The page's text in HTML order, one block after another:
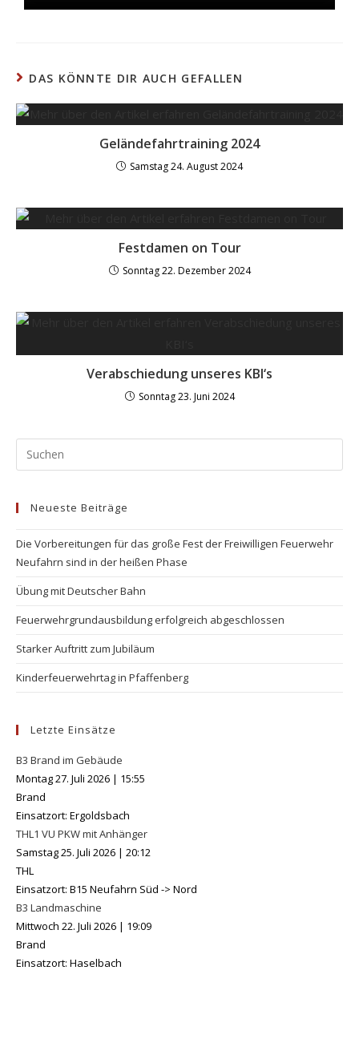
DAS KÖNNTE DIR AUCH GEFALLEN
Geländefahrtraining 2024
Samstag 24. August 2024
Festdamen on Tour
Sonntag 22. Dezember 2024
Verabschiedung unseres KBI‘s
Sonntag 23. Juni 2024
Neueste Beiträge
Die Vorbereitungen für das große Fest der Freiwilligen Feuerwehr
Neufahrn sind in der heißen Phase
Übung mit Deutscher Bahn
Feuerwehrgrundausbildung erfolgreich abgeschlossen
Starker Auftritt zum Jubiläum
Kinderfeuerwehrtag in Pfaffenberg
Letzte Einsätze
B3 Brand im Gebäude
Montag 27. Juli 2026 | 15:55
Brand
Einsatzort: Ergoldsbach
THL1 VU PKW mit Anhänger
Samstag 25. Juli 2026 | 20:12
THL
Einsatzort: B15 Neufahrn Süd -> Nord
B3 Landmaschine
Mittwoch 22. Juli 2026 | 19:09
Brand
Einsatzort: Haselbach